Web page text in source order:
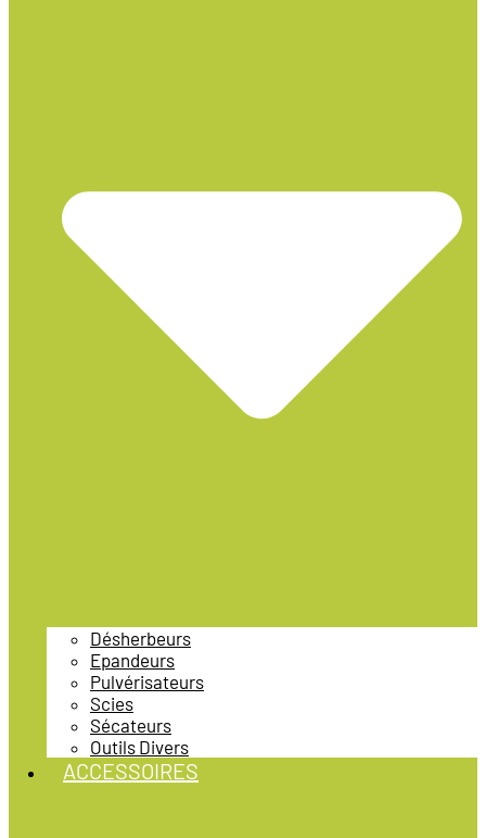
Désherbeurs
Epandeurs
Pulvérisateurs
Scies
Sécateurs
Outils Divers
ACCESSOIRES